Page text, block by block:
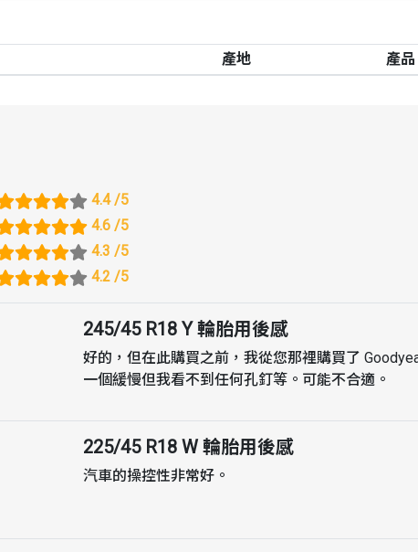
產地 產品
4.4/5
4.6 /5
4.3 /5
4.2 /5
245/45 R18 Y 輪胎用後感
好的，但在此購買之前，我從您那裡購買了
一個緩慢但我看不到任何孔釘等。可能不合適。
225/45 R18 W 輪胎用後感
汽車的操控性非常好。